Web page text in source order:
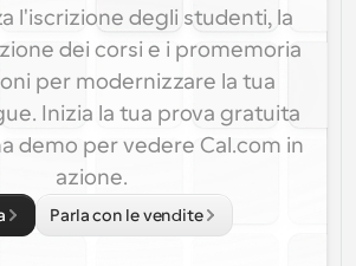
l'iscrizione degli studenti, la
dei corsi e i promemoria
per modernizzare la tua
Inizia la tua prova gratuita
demo per vedere Cal.com in
azione.
Parla con le vendite